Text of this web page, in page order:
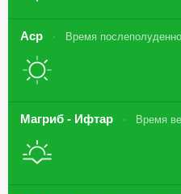
Аср Время
Магриб - Ифтар Время